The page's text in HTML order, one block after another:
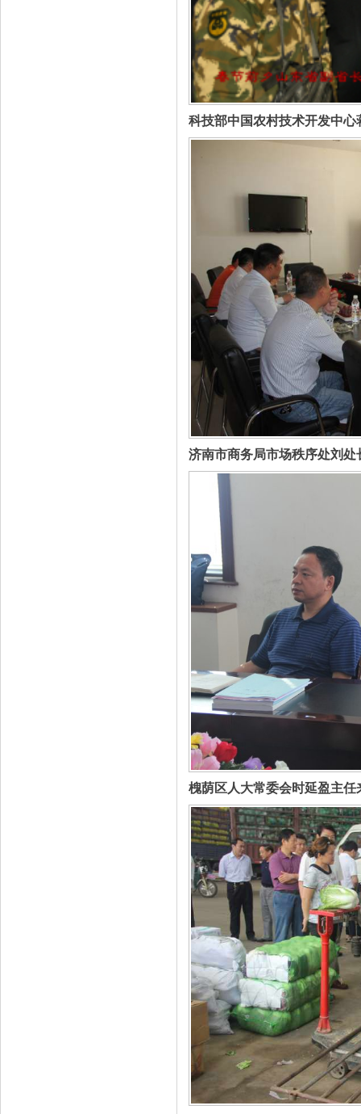
科技部中国农村技术开发中
济南市商务局市场秩序处刘
槐荫区人大常委会时延盈主